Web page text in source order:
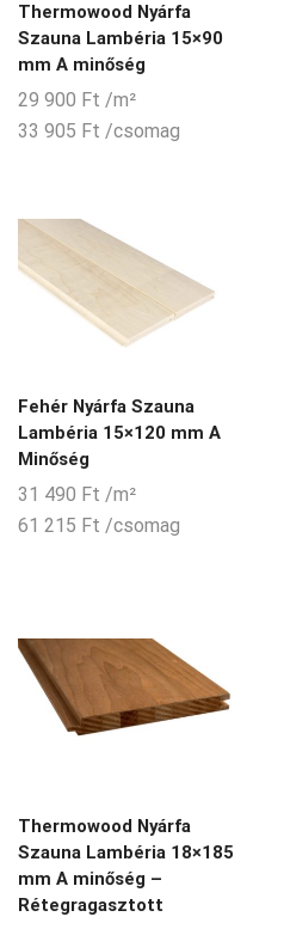
Thermowood Nyárfa
Szauna Lambéria 15×90
mm A minőség
29 900 Ft /m²
33 905 Ft /csomag
Fehér Nyárfa Szauna
Lambéria 15×120 mm A
Minőség
31 490 Ft /m²
61 215 Ft /csomag
Thermowood Nyárfa
Szauna Lambéria 18×185
mm A minőség –
Rétegragasztott